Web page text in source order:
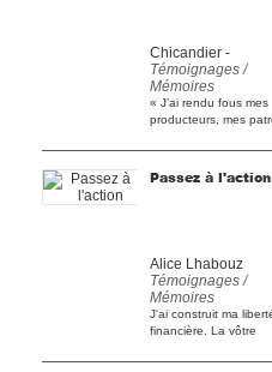
Chicandier -
Témoignages /
Mémoires
« J’ai rendu fous mes
producteurs, mes
[...]
Passez à l'action
Alice Lhabouz
Témoignages /
Mémoires
J'ai construit ma
financière. La vôtre
[...]